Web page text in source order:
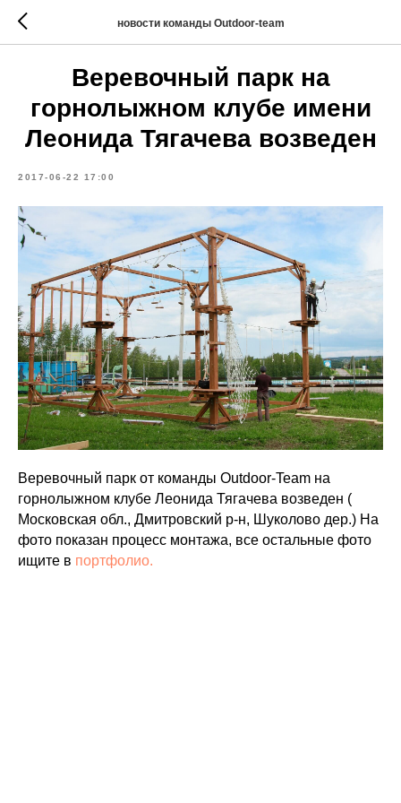
новости команды Outdoor-team
Веревочный парк на
горнолыжном клубе имени
Леонида Тягачева возведен
2017-06-22 17:00
Веревочный парк от команды Outdoor-Team на
горнолыжном клубе Леонида Тягачева возведен (
Московская обл., Дмитровский р-н, Шуколово дер.) На
фото показан процесс монтажа, все остальные фото
ищите в портфолио.